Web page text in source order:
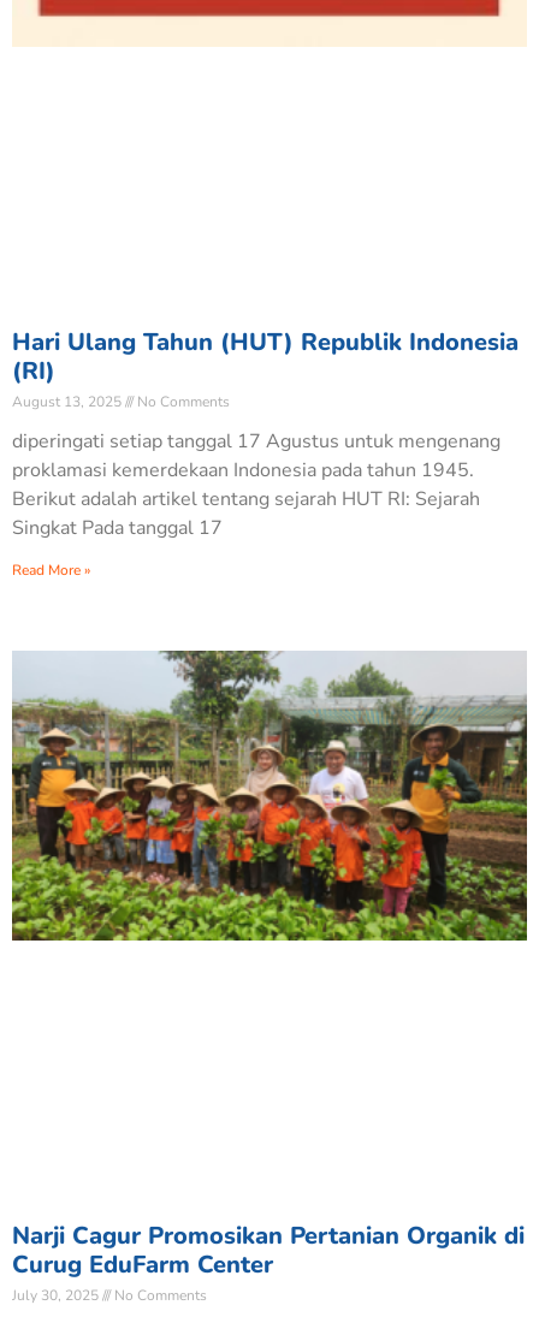
Hari Ulang Tahun (HUT) Republik Indonesia
(RI)
August 13, 2025 No Comments
diperingati setiap tanggal 17 Agustus untuk mengenang
proklamasi kemerdekaan Indonesia pada tahun 1945.
Berikut adalah artikel tentang sejarah HUT RI: Sejarah
Singkat Pada tanggal 17
Read More »
Narji Cagur Promosikan Pertanian Organik di
Curug EduFarm Center
July 30, 2025 No Comments